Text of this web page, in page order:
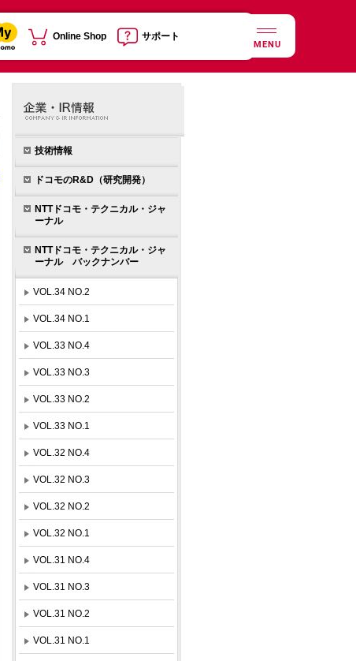
Online Shop サポート
MENU
技術情報
ドコモのR&D（研究開発）
NTTドコモ・テクニカル・ジャ
ーナル
NTTドコモ・テクニカル・ジャ
ーナル バックナンバー
VOL.34 NO.2
VOL.34 NO.1
VOL.33 NO.4
VOL.33 NO.3
VOL.33 NO.2
VOL.33 NO.1
VOL.32 NO.4
VOL.32 NO.3
VOL.32 NO.2
VOL.32 NO.1
VOL.31 NO.4
VOL.31 NO.3
VOL.31 NO.2
VOL.31 NO.1